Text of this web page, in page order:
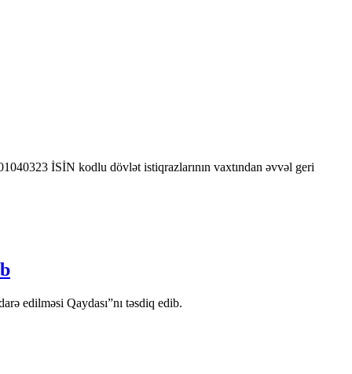
İSİN kodlu dövlət istiqrazlarının vaxtından əvvəl geri
edilməsi Qaydası”nı təsdiq edib.